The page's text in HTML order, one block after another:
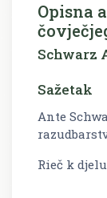
Opisna
Schwarz
Sažetak
Ante
Rieč k